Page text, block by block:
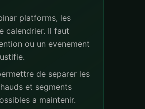
platforms, les
calendrier. Il faut
ou un evenement
de separer les
et segments
a maintenir.